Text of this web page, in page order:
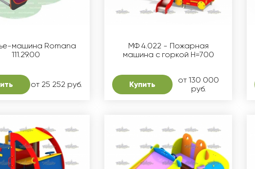
машина Romana
111.29.00
от 25 252 руб.
МФ 4.022 - Пожарная
машина с горкой Н=700
Купить
от 130 000
руб.